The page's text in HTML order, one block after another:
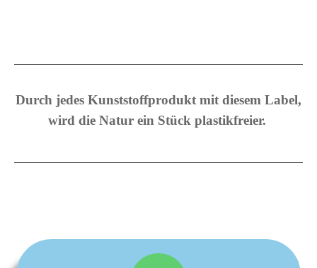
Durch jedes Kunststoffprodukt mit diesem Label,
wird die Natur ein Stück plastikfreier.